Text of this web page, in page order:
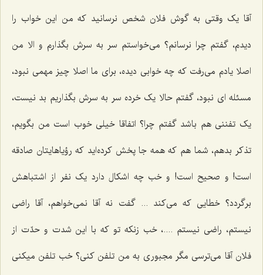
آقا یک وقتی به گوش فلان شخص نرسانید که من این خواب را
دیدم، گفتم چرا نرسانم؟ می‌خواستم سر به سرش بگذارم و الا من
اصلا یادم می‌رفت که‌ چه خوابی دیده، برای ما اصلا چیز مهمی نبود،
مسئله ای نبود، گفتم حالا یک خرده سر به سرش بگذاریم بد نیست،
یک تفننی هم باشد گفتم چرا؟ اتفاقا خیلی خوب است من بگویم،
تذکر بدهم، شما هم که همه جا پخش کرده‌اید که رؤیاهایتان صادقه
است! و صحیح است! و خب چه اشکال دارد یک نفر از اشتباهش
برگردد؟ خطایی که می‌کند ... گفت نه آقا نمی‌خواهم، آقا راضی
نیستم، راضی نیستم ....، خب زنکه تو که با این شدت و حدّت از
فلان آقا می‌ترسی مگر مجبوری به من تلفن کنی؟ خب تلفن میکنی